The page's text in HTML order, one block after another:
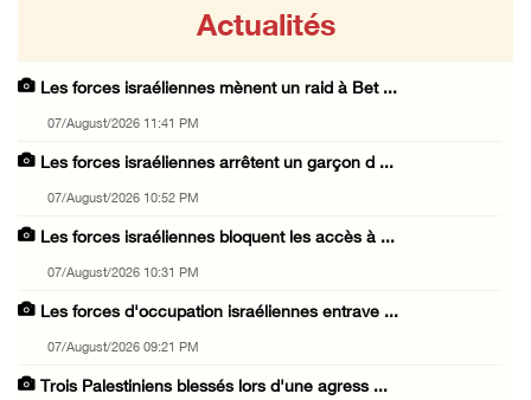
Actualités
Les forces israéliennes mènent un raid à Bet ...
07/August/2026 11:41 PM
Les forces israéliennes arrêtent un garçon d ...
07/August/2026 10:52 PM
Les forces israéliennes bloquent les accès à ...
07/August/2026 10:31 PM
Les forces d'occupation israéliennes entrave ...
07/August/2026 09:21 PM
Trois Palestiniens blessés lors d'une agress ...